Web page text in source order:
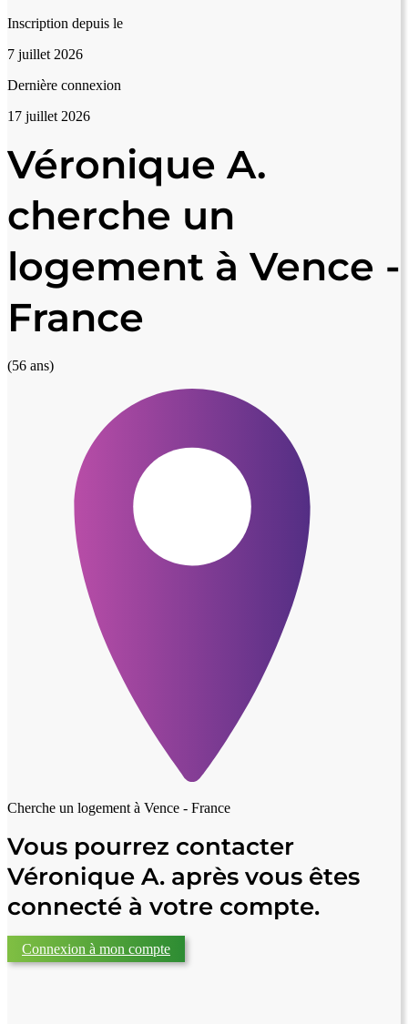
Inscription depuis le
7 juillet 2026
Dernière connexion
17 juillet 2026
Véronique A.
cherche un
logement à Vence -
France
(56 ans)
Cherche un logement à Vence - France
Vous pourrez contacter
Véronique A. après vous êtes
connecté à votre compte.
Connexion à mon compte